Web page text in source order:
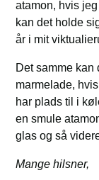
atamon, hvis
kan det holde
år i mit
Det samme kan
marmelade,
har plads til i
en smule
glas og så
Mange hilsner,